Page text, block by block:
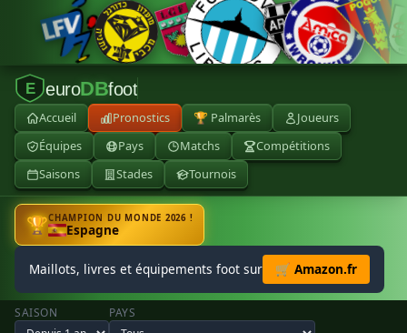
E euroDBfoot
Accueil Pronostics 🏆 Palmarès
Joueurs
Équipes
Pays Matchs
Compétitions
Saisons
Stades Tournois
🏆CHAMPION DU MONDE 2026 !
Espagne
Maillots, livres et équipements foot sur 🛒 Amazon.fr
SAISON PAYS